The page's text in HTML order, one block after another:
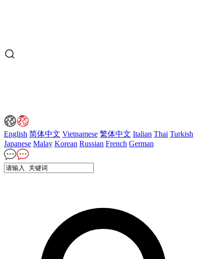
English 简体中文 Vietnamese 繁体中文 Italian Thai Turkish
Japanese Malay Korean Russian French German